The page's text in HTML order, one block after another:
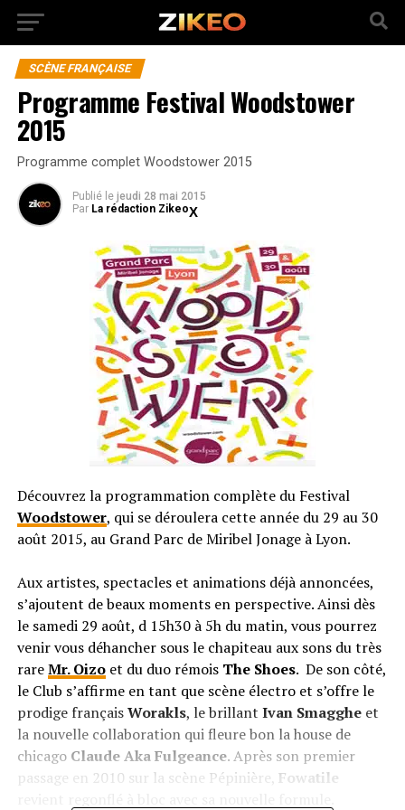
SCÈNE FRANÇAISE
Programme Festival Woodstower
2015
Programme complet Woodstower 2015
Publié le jeudi 28 mai 2015
Par La rédaction Zikeo
Découvrez la programmation complète du Festival
Woodstower, qui se déroulera cette année du 29 au 30
août 2015, au Grand Parc de Miribel Jonage à Lyon.
Aux artistes, spectacles et animations déjà annoncées,
s’ajoutent de beaux moments en perspective. Ainsi dès
le samedi 29 août, d 15h30 à 5h du matin, vous pourrez
venir vous déhancher sous le chapiteau aux sons du très
rareMr. Oizoet du duo rémois The Shoes. De son côté,
le Club s’affirme en tant que scène électro et s’offre le
prodige françaisWorakls, le brillant Ivan Smaggheet
la nouvelle collaboration qui fleure bon la house de
chicago Claude Aka Fulgeance. Après son premier
passage en 2010 sur la scène Pépinière, Fowatile